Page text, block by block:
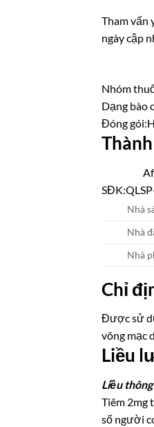
Tham vấn
ngày cập
Nhóm
Dạng bào
Đóng gói:
SĐK:
Nhà
Nhà
Nhà
Chỉ
Được sử
võng mạc
Liều
Liều
Tiêm 2mg
số người